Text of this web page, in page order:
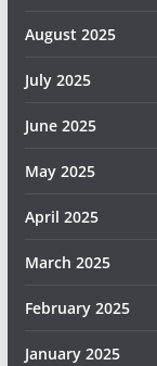
August 2025
July 2025
June 2025
May 2025
April 2025
March 2025
February 2025
January 2025